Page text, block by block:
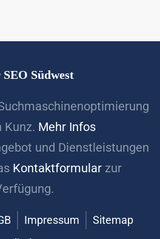
Südwest
Kunz. Mehr Infos
und Dienstleistungen
Kontaktformular zur
Impressum
Sitemap